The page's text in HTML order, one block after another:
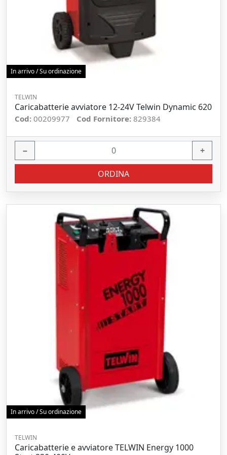
In arrivo / Su ordinazione
TELWIN
Caricabatterie avviatore 12-24V Telwin Dynamic 620
Cod: 00209977 Cod Fornitore: 829384
− +
ORDINA
In arrivo / Su ordinazione
TELWIN
Caricabatterie e avviatore TELWIN Energy 1000